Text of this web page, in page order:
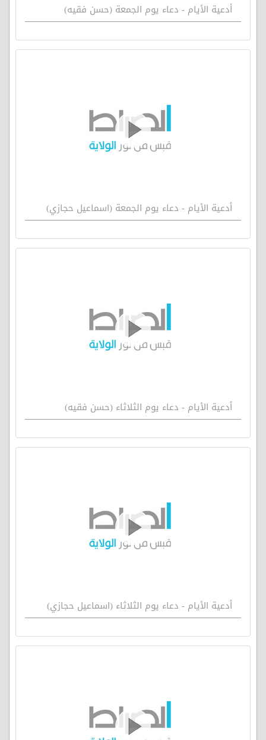
أدعية الأيام - دعاء يوم الجمعة (حسن فقيه)
أدعية الأيام - دعاء يوم الجمعة (اسماعيل حجازي)
أدعية الأيام - دعاء يوم الثلاثاء (حسن فقيه)
أدعية الأيام - دعاء يوم الثلاثاء (اسماعيل حجازي)